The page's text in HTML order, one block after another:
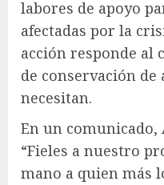
labores de apoyo
afectadas por la
acción responde al
de conservación de
necesitan.
En un comunicado,
“Fieles a nuestro
mano a quien más